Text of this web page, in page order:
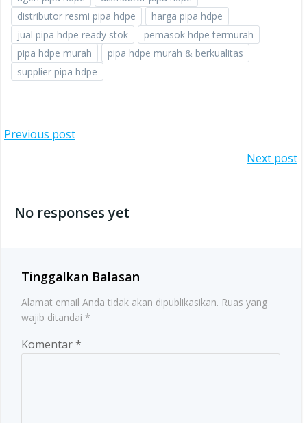
distributor resmi pipa hdpe
harga pipa hdpe
jual pipa hdpe ready stok
pemasok hdpe termurah
pipa hdpe murah
pipa hdpe murah & berkualitas
supplier pipa hdpe
Post
Previous post
navigation
Next post
No responses yet
Tinggalkan Balasan
Alamat email Anda tidak akan dipublikasikan. Ruas yang
wajib ditandai *
Komentar*